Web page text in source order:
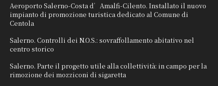
Aeroporto Salerno-Costa d’Amalfi-Cilento. Installato il nuovo
impianto di promozione turistica dedicato al Comune di
Centola
Salerno. Controlli dei N.O.S.: sovraffollamento abitativo nel
centro storico
Salerno. Parte il progetto utile alla collettività: in campo per la
rimozione dei mozziconi di sigaretta